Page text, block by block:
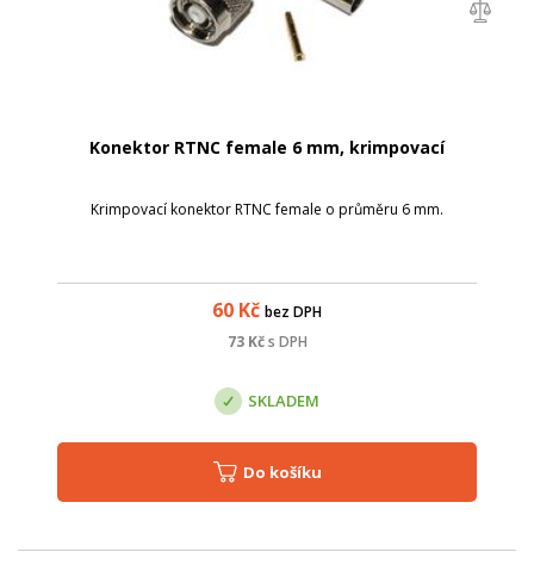
Konektor RTNC female 6 mm, krimpovací
Krimpovací konektor RTNC female o průměru 6 mm.
60 Kč bez DPH
73Kč s DPH
SKLADEM
Do košíku